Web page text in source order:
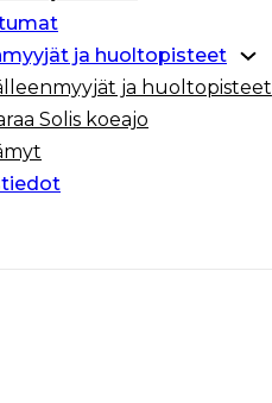
ja huoltopisteet
ja huoltopisteet
Solis koeajo